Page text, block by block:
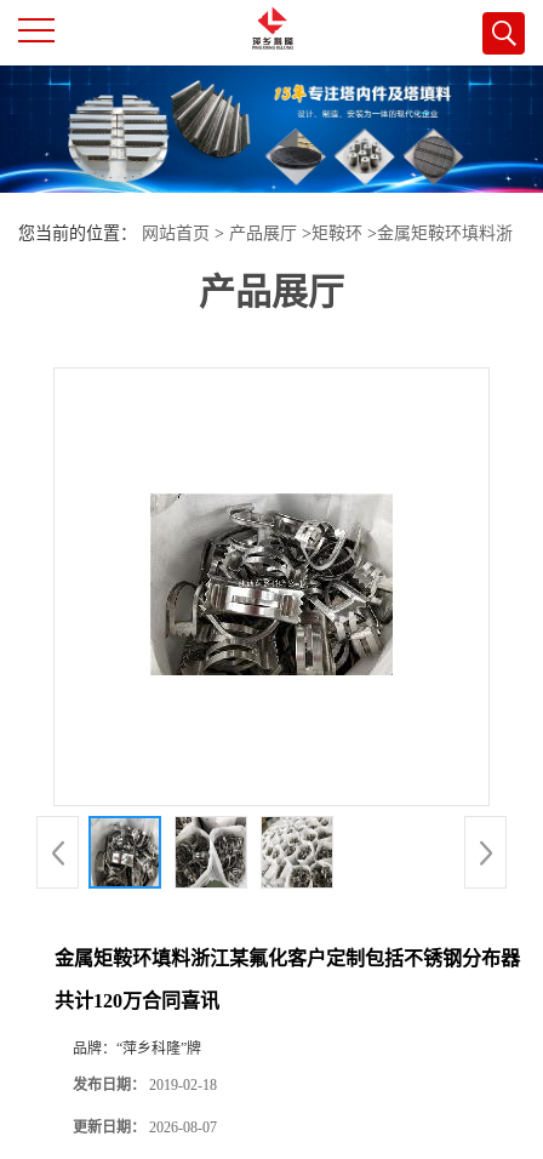
公
司
产
品
厅
您当前的位置： 网站首页 > 产品展厅 >矩鞍环 >金属矩鞍环填料浙
江某氟化客户定制包括不锈钢分布器共计120万合同喜讯
产品展厅
金属矩鞍环填料浙江某氟化客户定制包括不锈钢分布器
共计120万合同喜讯
品牌： “萍乡科隆”牌
发布日期： 2019-02-18
更新日期： 2026-08-07